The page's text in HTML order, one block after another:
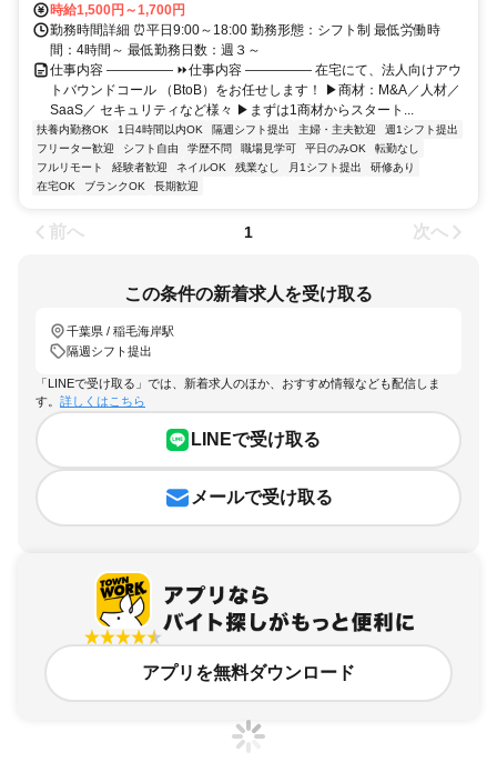
時給1,500円～1,700円
勤務時間詳細 ⏰平日9:00～18:00 勤務形態：シフト制 最低労働時
間：4時間～ 最低勤務日数：週３～
仕事内容 ――――― ⏩仕事内容 ――――― 在宅にて、法人向けアウ
トバウンドコール （BtoB）をお任せします！ ▶商材：M&A／人材／
SaaS／ セキュリティなど様々 ▶まずは1商材からスタート...
扶養内勤務OK 1日4時間以内OK 隔週シフト提出 主婦・主夫歓迎
週1シフト提出
フリーター歓迎
シフト自由 学歴不問 職場見学可 平日のみOK
転勤なし
フルリモート
経験者歓迎 ネイルOK 残業なし 月1シフト提出
研修あり
在宅OK
ブランクOK 長期歓迎
前へ 1 次へ
この条件の新着求人を受け取る
千葉県 / 稲毛海岸駅
隔週シフト提出
「LINEで受け取る」では、新着求人のほか、おすすめ情報なども配信しま
す。 詳しくはこちら
LINEで受け取る
メールで受け取る
アプリを無料ダウンロード